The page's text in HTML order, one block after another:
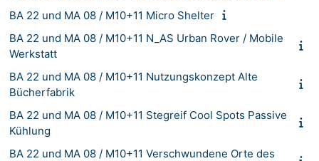
BA 22 und MA 08 / M10+11 Micro Shelter
BA 22 und MA 08 / M10+11 N_AS Urban Rover / Mobile
Werkstatt
BA 22 und MA 08 / M10+11 Nutzungskonzept Alte
Bücherfabrik
BA 22 und MA 08 / M10+11 Stegreif Cool Spots Passive
Kühlung
BA 22 und MA 08 / M10+11 Verschwundene Orte des